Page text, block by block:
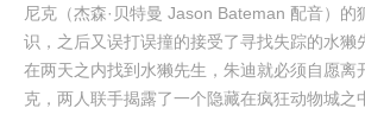
尼克（杰森·贝特曼 Jason Bateman 配音）的
识，之后又误打误撞的接受了寻找失踪的水獭
在两天之内找到水獭先生，朱迪就必须自愿离
克，两人联手揭露了一个隐藏在疯狂动物城之